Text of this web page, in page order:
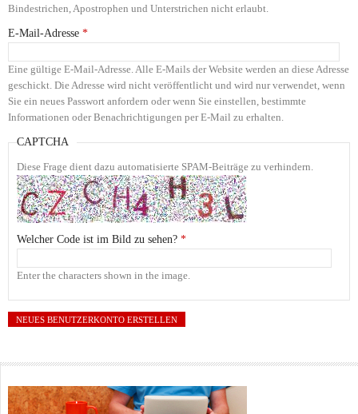
Bindestrichen, Apostrophen und Unterstrichen nicht erlaubt.
E-Mail-Adresse *
Eine gültige E-Mail-Adresse. Alle E-Mails der Website werden an diese Adresse
geschickt. Die Adresse wird nicht veröffentlicht und wird nur verwendet, wenn
Sie ein neues Passwort anfordern oder wenn Sie einstellen, bestimmte
Informationen oder Benachrichtigungen per E-Mail zu erhalten.
CAPTCHA
Diese Frage dient dazu automatisierte SPAM-Beiträge zu verhindern.
Welcher Code ist im Bild zu sehen? *
Enter the characters shown in the image.